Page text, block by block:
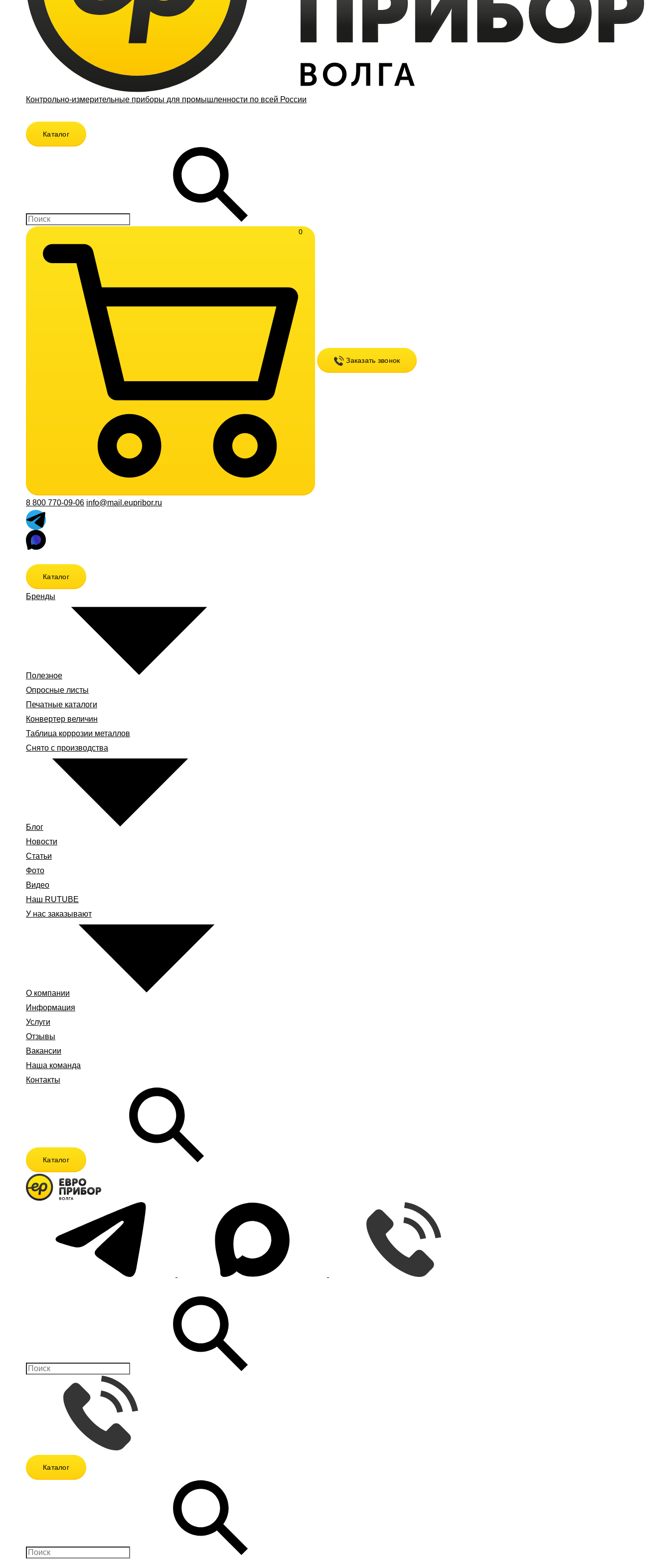
Контрольно-измерительные приборы для промышленности по всей России
Каталог
0
Заказать звонок
8 800 770-09-06 info@mail.eupribor.ru
Каталог
Бренды
Полезное
Опросные листы
Печатные каталоги
Конвертер величин
Таблица коррозии металлов
Снято с производства
Блог
Новости
Статьи
Фото
Видео
Наш RUTUBE
У нас заказывают
О компании
Информация
Услуги
Отзывы
Вакансии
Наша команда
Контакты
Каталог
Каталог